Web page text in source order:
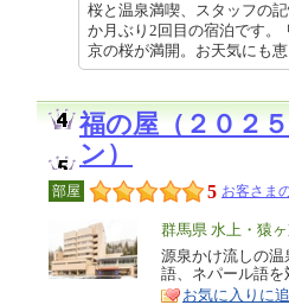
桜と温泉満喫、スタッフの
か月ぶり2回目の宿泊です。
京の桜が満開。お天気にも
福の屋（２０２
ン）
部屋 5 お客さま
エ
リ
ア
群馬県 水上・猿
特
徴
源泉かけ流しの
語、ネパール語
お気に入りに